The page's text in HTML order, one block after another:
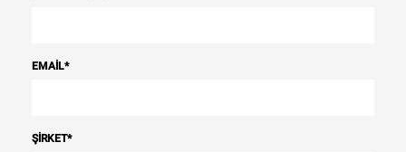
EMAIL*
ŞIRKET*